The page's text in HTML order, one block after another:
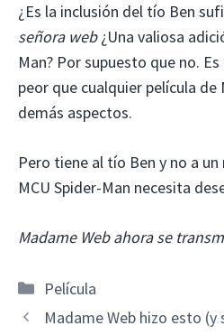
¿Es la inclusión del tío Ben
señora web¿Una valiosa
Man? Por supuesto que no.
peor que cualquier película de
demás aspectos.
Pero tiene al tío Ben y no a
MCU Spider-Man necesita
Madame Web ahora se
Categorías
Película
Madame Web hizo esto